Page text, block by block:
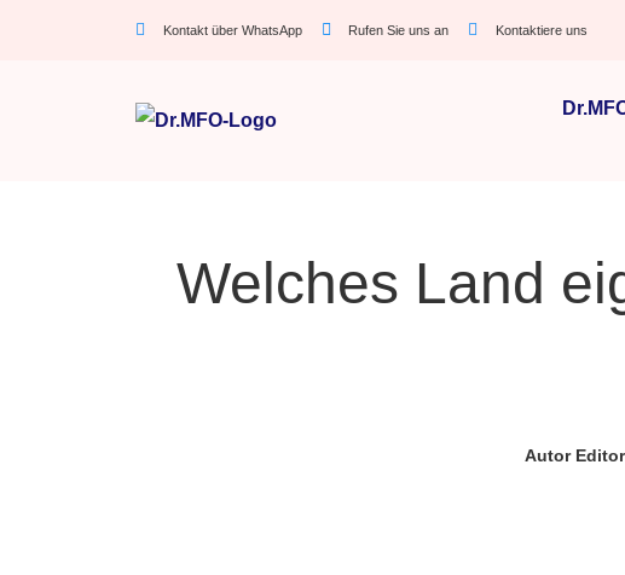
Kontakt über WhatsApp Rufen Sie uns an Kontaktiere uns
Welches Land
AutorEditor